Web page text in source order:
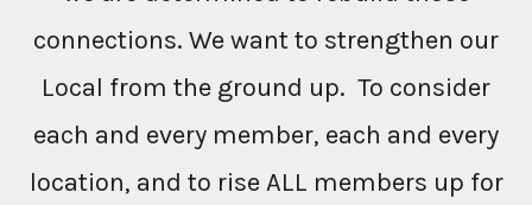
connections. We want to strengthen our
Local from the ground up. To consider
each and every member, each and every
location, and to rise ALL members up for